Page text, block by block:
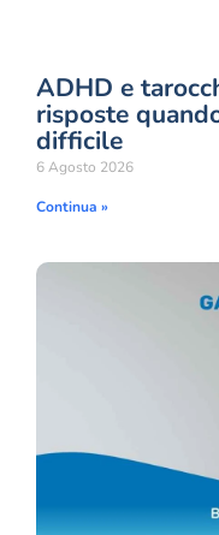
ADHD e
risposte
difficile
6 Agosto 2026
Continua »